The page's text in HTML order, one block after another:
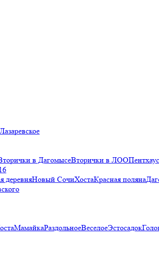
Лазаревское
в ДагомысеВторички в ЛОО
деревняНовый СочиХостаКрасная поляна
МамайкаРаздольноеВеселоеЭстосадок